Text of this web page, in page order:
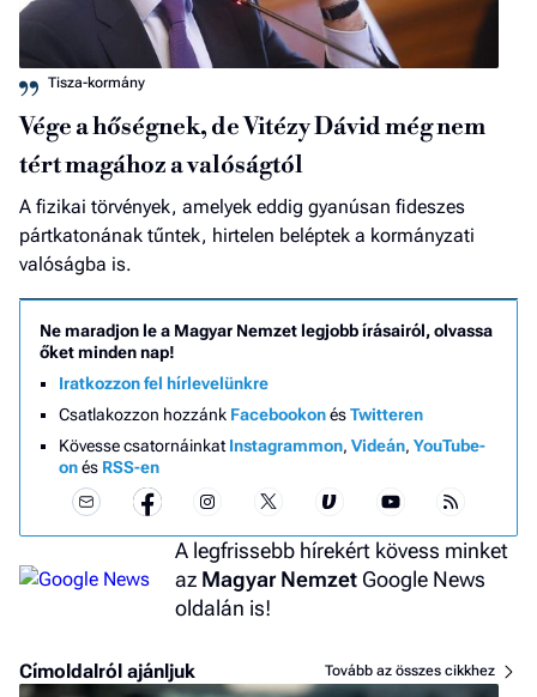
Tisza-kormány
Vége a hőségnek, de Vitézy Dávid még nem
tért magához a valóságtól
A fizikai törvények, amelyek eddig gyanúsan fideszes
pártkatonának tűntek, hirtelen beléptek a kormányzati
valóságba is.
Ne maradjon le a Magyar Nemzet legjobb írásairól, olvassa
őket minden nap!
Iratkozzon fel hírlevelünkre
Csatlakozzon hozzánk FacebookonésTwitteren
Kövesse csatornáinkat Instagrammon, Videán, YouTube-
onés RSS-en
A legfrissebb hírekért kövess minket
az Magyar Nemzet Google News
oldalán is!
Címoldalról ajánljuk Tovább az összes cikkhez